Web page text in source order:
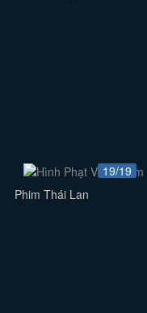
19/19
Phim Thái Lan